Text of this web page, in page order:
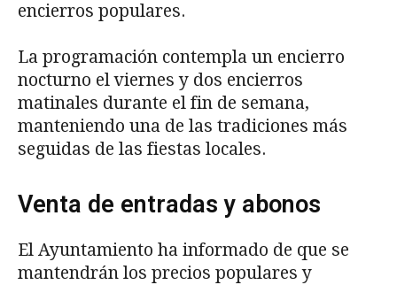
encierros populares.
La programación contempla un encierro
nocturno el viernes y dos encierros
matinales durante el fin de semana,
manteniendo una de las tradiciones más
seguidas de las fiestas locales.
Venta de entradas y abonos
El Ayuntamiento ha informado de que se
mantendrán los precios populares y